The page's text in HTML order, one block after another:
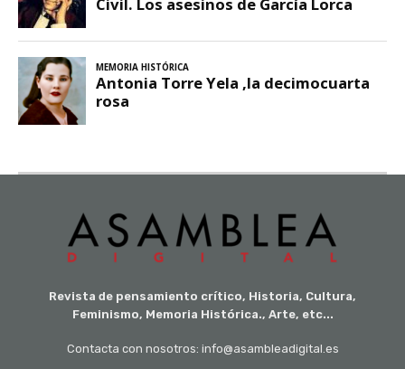
Revista de pensamiento crítico, Historia, Cultura,
Feminismo, Memoria Histórica., Arte, etc...
Contacta con nosotros: info@asambleadigital.es